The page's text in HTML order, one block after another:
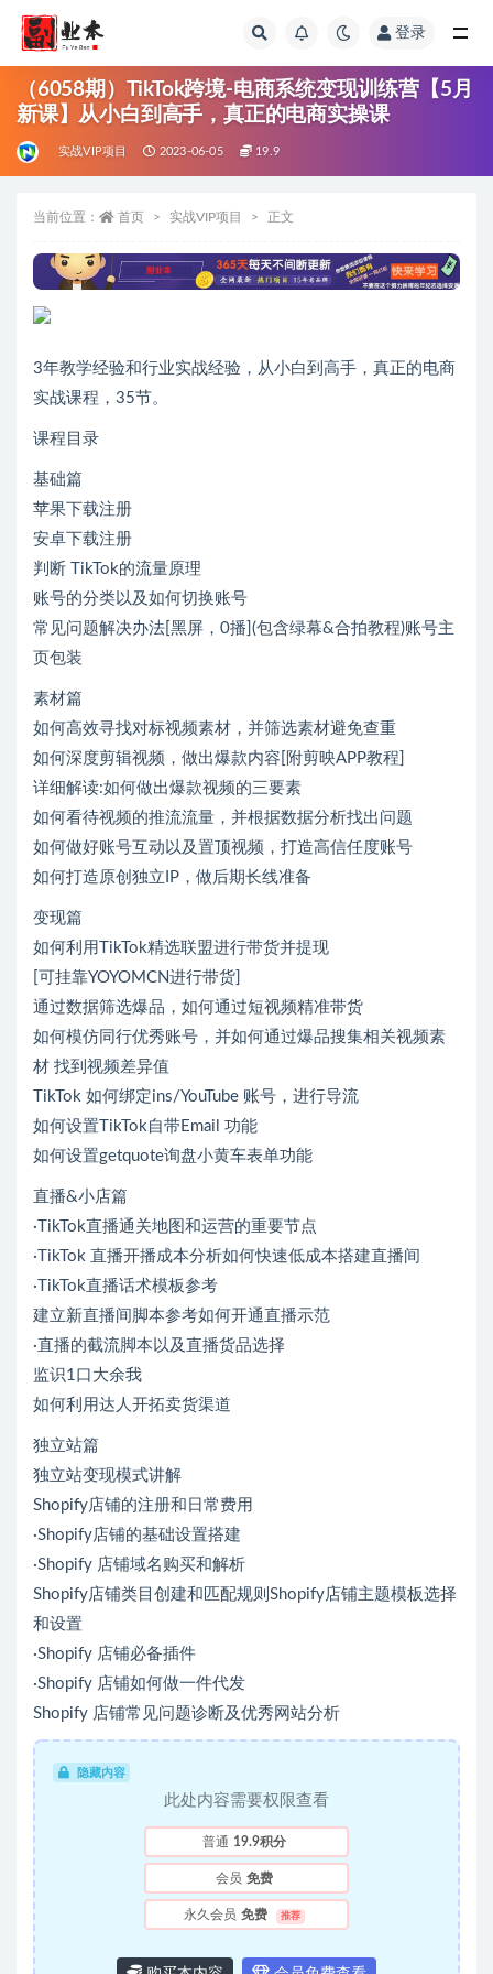
登录
（6058期）TikTok跨境-电商系统变现训练营【5月
新课】从小白到高手，真正的电商实操课
实战VIP项目 2023-06-05 19.9
当前位置： 首页 实战VIP项目 正文
3年教学经验和行业实战经验，从小白到高手，真正的电商
实战课程，35节。
课程目录
基础篇
苹果下载注册
安卓下载注册
判断 TikTok的流量原理
账号的分类以及如何切换账号
常见问题解决办法[黑屏，0播](包含绿幕&合拍教程)账号主
页包装
素材篇
如何高效寻找对标视频素材，并筛选素材避免查重
如何深度剪辑视频，做出爆款内容[附剪映APP教程]
详细解读:如何做出爆款视频的三要素
如何看待视频的推流流量，并根据数据分析找出问题
如何做好账号互动以及置顶视频，打造高信任度账号
如何打造原创独立IP，做后期长线准备
变现篇
如何利用TikTok精选联盟进行带货并提现
[可挂靠YOYOMCN进行带货]
通过数据筛选爆品，如何通过短视频精准带货
如何模仿同行优秀账号，并如何通过爆品搜集相关视频素
材 找到视频差异值
TikTok 如何绑定ins/YouTube 账号，进行导流
如何设置TikTok自带Email 功能
如何设置getquote询盘小黄车表单功能
直播&小店篇
·TikTok直播通关地图和运营的重要节点
·TikTok 直播开播成本分析如何快速低成本搭建直播间
·TikTok直播话术模板参考
建立新直播间脚本参考如何开通直播示范
·直播的截流脚本以及直播货品选择
监识1口大余我
如何利用达人开拓卖货渠道
独立站篇
独立站变现模式讲解
Shopify店铺的注册和日常费用
·Shopify店铺的基础设置搭建
·Shopify 店铺域名购买和解析
Shopify店铺类目创建和匹配规则Shopify店铺主题模板选择
和设置
·Shopify 店铺必备插件
·Shopify 店铺如何做一件代发
Shopify 店铺常见问题诊断及优秀网站分析
隐藏内容
此处内容需要权限查看
普通 19.9积分
会员 免费
永久会员 免费 推荐